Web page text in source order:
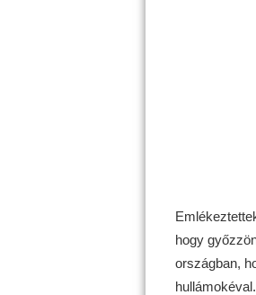
hogy
országban,